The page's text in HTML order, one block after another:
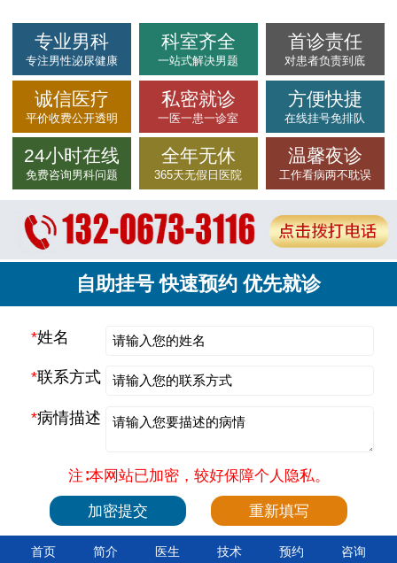
专业男科
专注男性泌尿健康
科室齐全
一站式解决男题
首诊责任
对患者负责到底
诚信医疗
平价收费公开透明
私密就诊
一医一患一诊室
方便快捷
在线挂号免排队
24小时在线
免费咨询男科问题
全年无休
365天无假日医院
温馨夜诊
工作看病两不耽误
自助挂号 快速预约 优先就诊
*姓名
*联系方式
*病情描述
注∶本网站已加密，较好保障个人隐私。
首页 简介 医生 技术 预约 咨询